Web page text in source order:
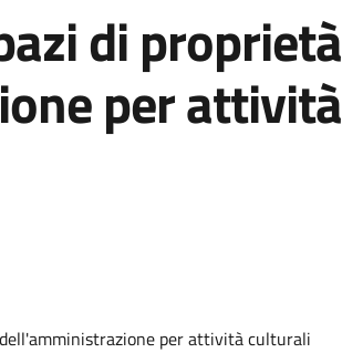
di proprietà
per attività
per attività culturali